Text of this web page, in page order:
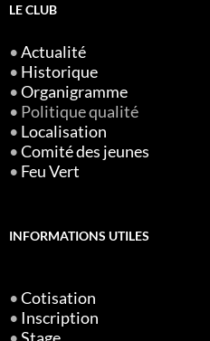
LE CLUB
•Actualité
• Historique
•Organigramme
• Politique qualité
• Localisation
•Comité des jeunes
• Feu Vert
INFORMATIONS UTILES
•Cotisation
• Inscription